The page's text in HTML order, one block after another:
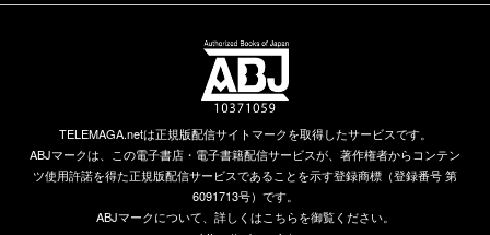
TELEMAGA.netは正規版配信サイトマークを取得したサービスです。
ABJマークは、この電子書店・電子書籍配信サービスが、著作権者からコンテン
ツ使用許諾を得た正規版配信サービスであることを示す登録商標（登録番号 第
6091713号）です。
ABJマークについて、詳しくはこちらを御覧ください。